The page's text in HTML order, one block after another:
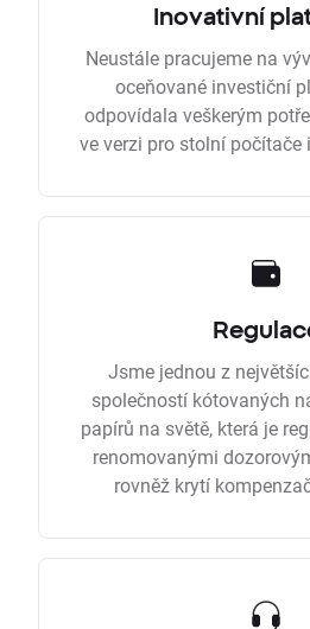
Inovativní
Neustále pracujeme na
oceňované investiční
odpovídala veškerým
ve verzi pro stolní počítače
Jsme jednou z
společností kótovaných
papírů na světě, která je
renomovanými
rovněž krytí